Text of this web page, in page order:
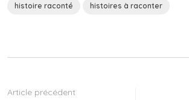
histoire raconté histoires à raconter
Article précédent